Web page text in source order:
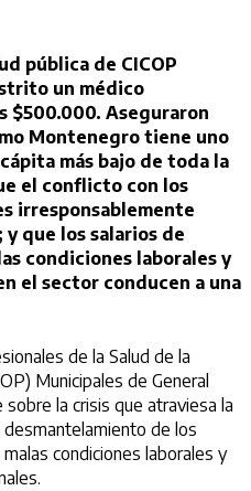
pública de CICOP
un médico
$500.000. Aseguraron
Montenegro tiene uno
más bajo de toda la
el conflicto con los
irresponsablemente
que los salarios de
condiciones laborales y
el sector conducen a una
de la Salud de la
Municipales de General
la crisis que atraviesa la
de los
condiciones laborales y